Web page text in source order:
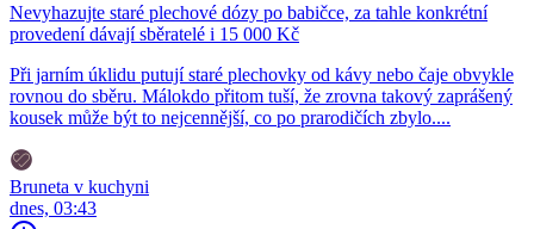
Nevyhazujte staré plechové dózy po babičce, za tahle konkrétní
provedení dávají sběratelé i 15 000 Kč
Při jarním úklidu putují staré plechovky od kávy nebo čaje obvykle
rovnou do sběru. Málokdo přitom tuší, že zrovna takový zaprášený
kousek může být to nejcennější, co po prarodičích zbylo....
Bruneta v kuchyni
dnes, 03:43